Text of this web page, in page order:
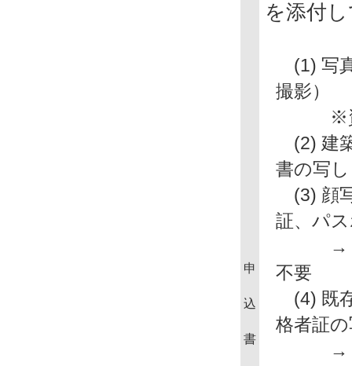
申
込
書
を添付
(1) 写
撮影）
※資格
(2) 建
書の写し
(3) 顔
証、パ
→ カー
不要
(4) 既
格者証
→（更